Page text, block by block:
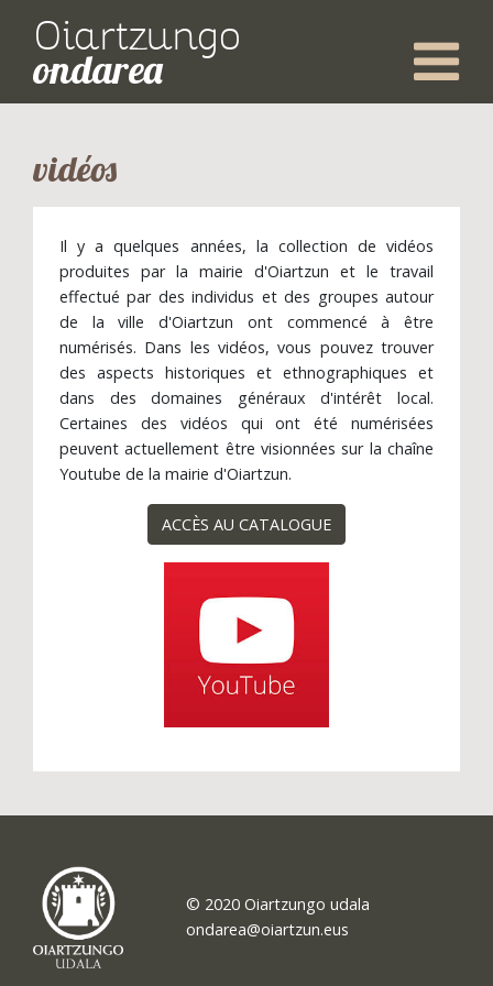
Oiartzungo
ondarea
vidéos
Il y a quelques années, la collection de vidéos
produites par la mairie d'Oiartzun et le travail
effectué par des individus et des groupes autour
de la ville d'Oiartzun ont commencé à être
numérisés. Dans les vidéos, vous pouvez trouver
des aspects historiques et ethnographiques et
dans des domaines généraux d'intérêt local.
Certaines des vidéos qui ont été numérisées
peuvent actuellement être visionnées sur la chaîne
Youtube de la mairie d'Oiartzun.
ACCÈS AU CATALOGUE
© 2020 Oiartzungo udala
ondarea@oiartzun.eus